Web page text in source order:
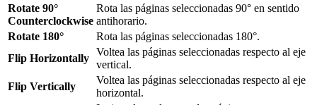
Rotate 90°
Counterclockwise
Rota las páginas seleccionadas 90° en sentido
antihorario.
Rotate 180°
Rota las páginas seleccionadas 180°.
Flip Horizontally
Voltea las páginas seleccionadas respecto al eje
vertical.
Flip Vertically
Voltea las páginas seleccionadas respecto al eje
horizontal.